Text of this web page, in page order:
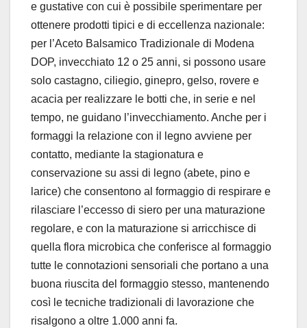
e gustative con cui è possibile sperimentare per
ottenere prodotti tipici e di eccellenza nazionale:
per l’Aceto Balsamico Tradizionale di Modena
DOP, invecchiato 12 o 25 anni, si possono usare
solo castagno, ciliegio, ginepro, gelso, rovere e
acacia per realizzare le botti che, in serie e nel
tempo, ne guidano l’invecchiamento. Anche per i
formaggi la relazione con il legno avviene per
contatto, mediante la stagionatura e
conservazione su assi di legno (abete, pino e
larice) che consentono al formaggio di respirare e
rilasciare l’eccesso di siero per una maturazione
regolare, e con la maturazione si arricchisce di
quella flora microbica che conferisce al formaggio
tutte le connotazioni sensoriali che portano a una
buona riuscita del formaggio stesso, mantenendo
così le tecniche tradizionali di lavorazione che
risalgono a oltre 1.000 anni fa.